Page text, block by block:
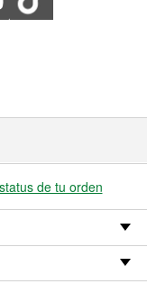
de tu orden